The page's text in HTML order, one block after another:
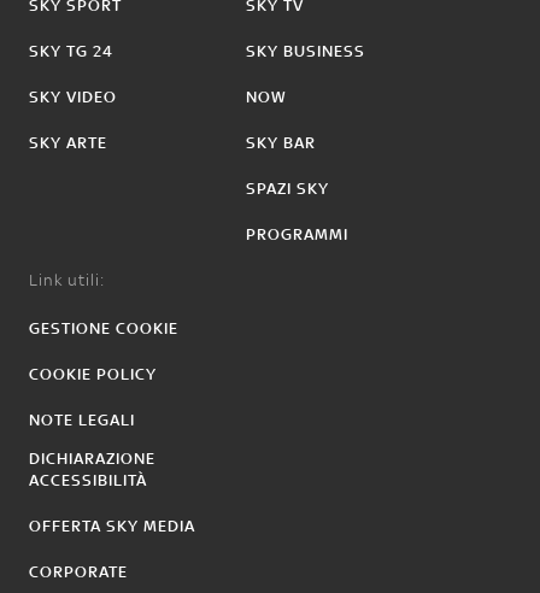
SKY SPORT
SKY TG 24
SKY VIDEO
SKY ARTE
SKY TV
SKY BUSINESS
NOW
SKY BAR
SPAZI SKY
PROGRAMMI
Link utili:
GESTIONE COOKIE
COOKIE POLICY
NOTE LEGALI
DICHIARAZIONE
ACCESSIBILITÀ
OFFERTA SKY MEDIA
CORPORATE